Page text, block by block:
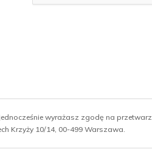
wyrażasz zgodę na
Krzyży 10/14, 00-499 Warszawa.